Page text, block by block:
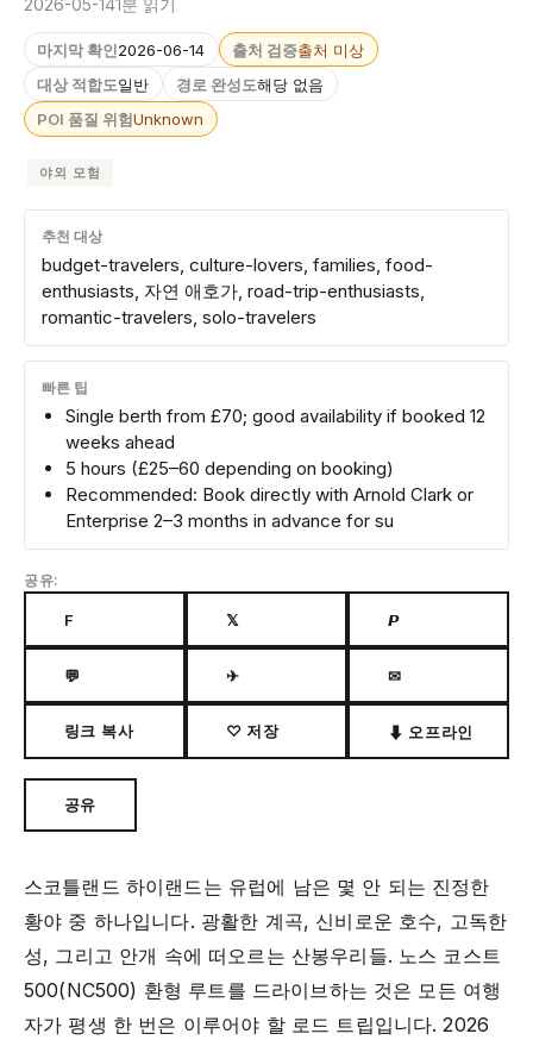
2026-05-141분 읽기
마지막 확인2026-06-14 출처 검증출처 미상
대상 적합도일반 경로 완성도해당 없음
POI 품질 위험Unknown
야외 모험
추천 대상
budget-travelers, culture-lovers, families, food-
enthusiasts, 자연 애호가, road-trip-enthusiasts,
romantic-travelers, solo-travelers
빠른 팁
Single berth from £70; good availability if booked 12
weeks ahead
5 hours (£25–60 depending on booking)
Recommended: Book directly with Arnold Clark or
Enterprise 2–3 months in advance for su
공유:
F 𝕏 𝙋
💬 ✈ ✉
링크 복사 ♡ 저장 ⬇ 오프라인
공유
스코틀랜드 하이랜드는 유럽에 남은 몇 안 되는 진정한
황야 중 하나입니다. 광활한 계곡, 신비로운 호수, 고독한
성, 그리고 안개 속에 떠오르는 산봉우리들. 노스 코스트
500(NC500) 환형 루트를 드라이브하는 것은 모든 여행
자가 평생 한 번은 이루어야 할 로드 트립입니다. 2026